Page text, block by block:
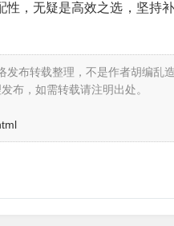
，无疑是高效之选，坚持
布转载整理，不是作者胡编乱造
布，如需转载请注明出处。